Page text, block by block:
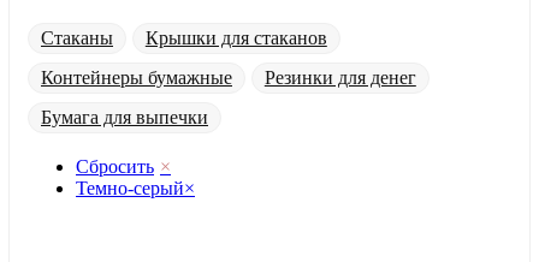
Стаканы
Крышки для стаканов
Контейнеры бумажные
Резинки для денег
Бумага для выпечки
Сбросить ×
Темно-серый×